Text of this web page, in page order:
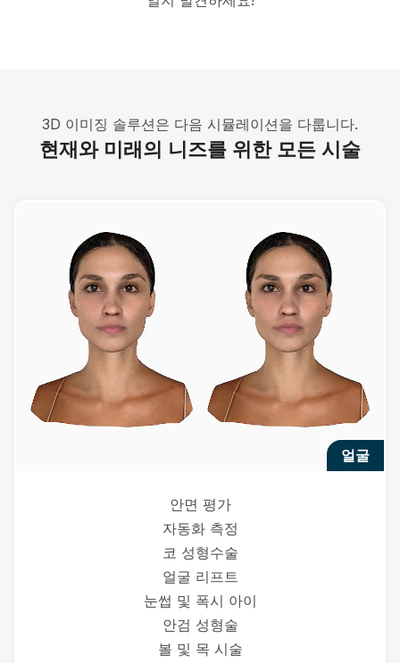
3D 이미징 솔루션은 다음 시뮬레이션을 다룹니다.
현재와 미래의 니즈를 위한 모든 시술
얼굴
안면 평가
자동화 측정
코 성형수술
얼굴 리프트
눈썹 및 폭시 아이
안검 성형술
볼 및 목 시술